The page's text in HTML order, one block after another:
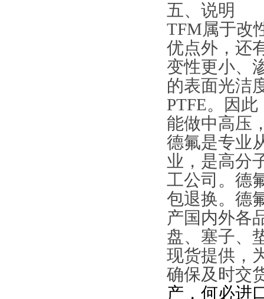
五、说明
TFM属于改
优点外，还
变性更小、
的表面光洁
PTFE。因
能做中高压
德氟是专业
业，是高分
工公司。德
包退换。德
产国内外各
盘、塞子、
现货提供，
确保及时交
产，何必进